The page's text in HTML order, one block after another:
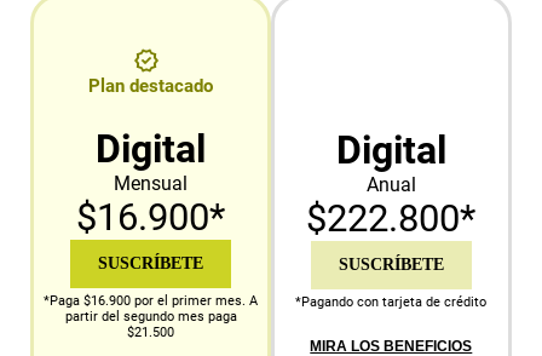
Plan destacado
Digital
Mensual
$16.900*
SUSCRÍBETE
*Paga $16.900 por el primer mes. A
partir del segundo mes paga
$21.500
Digital
Anual
$222.800*
SUSCRÍBETE
*Pagando con tarjeta de crédito
MIRA LOS BENEFICIOS